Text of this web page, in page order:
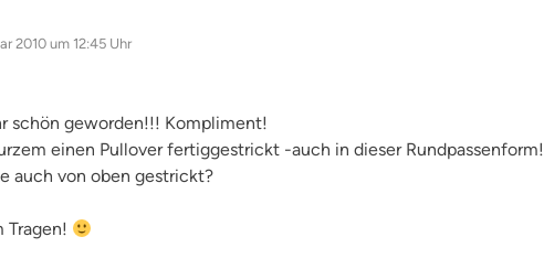
2010 um 12:45 Uhr
schön geworden!!! Kompliment!
einen Pullover fertiggestrickt -auch in dieser Rundpassenform!
auch von oben gestrickt?
Tragen!